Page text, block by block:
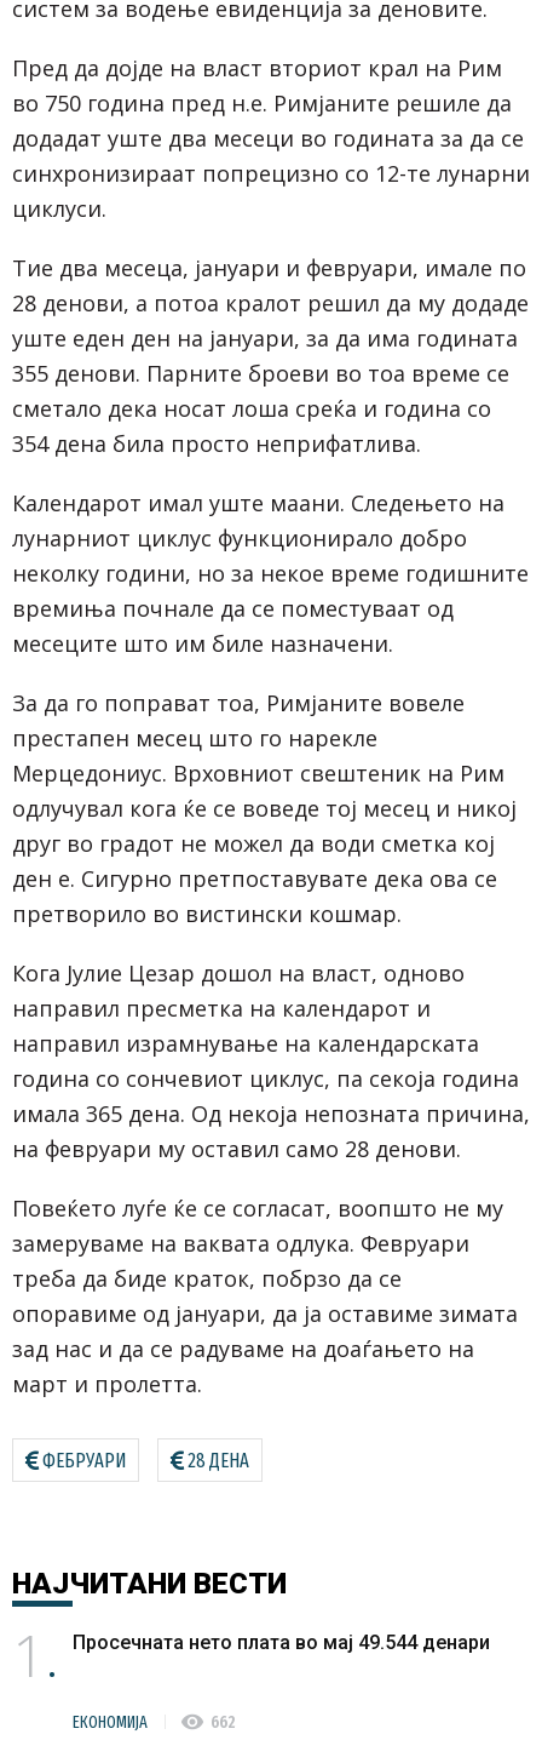
систем за водење евиденција за деновите.
Пред да дојде на власт вториот крал на Рим
во 750 година пред н.е. Римјаните решиле да
додадат уште два месеци во годината за да се
синхронизираат попрецизно со 12-те лунарни
циклуси.
Тие два месеца, јануари и февруари, имале по
28 денови, а потоа кралот решил да му додаде
уште еден ден на јануари, за да има годината
355 денови. Парните броеви во тоа време се
сметало дека носат лоша среќа и година со
354 дена била просто неприфатлива.
Календарот имал уште маани. Следењето на
лунарниот циклус функционирало добро
неколку години, но за некое време годишните
времиња почнале да се поместуваат од
месеците што им биле назначени.
За да го поправат тоа, Римјаните вовеле
престапен месец што го нарекле
Мерцедониус. Врховниот свештеник на Рим
одлучувал кога ќе се воведе тој месец и никој
друг во градот не можел да води сметка кој
ден е. Сигурно претпоставувате дека ова се
претворило во вистински кошмар.
Кога Јулие Цезар дошол на власт, одново
направил пресметка на календарот и
направил израмнување на календарската
година со сончевиот циклус, па секоја година
имала 365 дена. Од некоја непозната причина,
на февруари му оставил само 28 денови.
Повеќето луѓе ќе се согласат, воопшто не му
замеруваме на ваквата одлука. Февруари
треба да биде краток, побрзо да се
опоравиме од јануари, да ја оставиме зимата
зад нас и да се радуваме на доаѓањето на
март и пролетта.
ФЕБРУАРИ 28 ДЕНА
НАЈЧИТАНИ ВЕСТИ
1 Просечната нето плата во мај 49.544 денари
ЕКОНОМИЈА visibility 662